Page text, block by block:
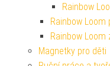
Rainbow
Rainbow
Rainbow Loom
Magnetky pro děti